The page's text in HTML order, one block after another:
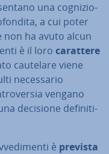
una co­gni­zio­
a cui poter
ha avuto alcun
è il loro carattere
cautelare viene
ne­ces­sa­rio
vengano
decisione de­fi­ni­ti­
è prevista